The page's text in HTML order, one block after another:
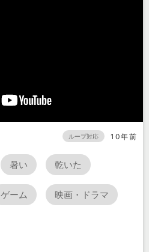
ループ対応 10年前
暑い 乾いた
ゲーム 映画・ドラマ